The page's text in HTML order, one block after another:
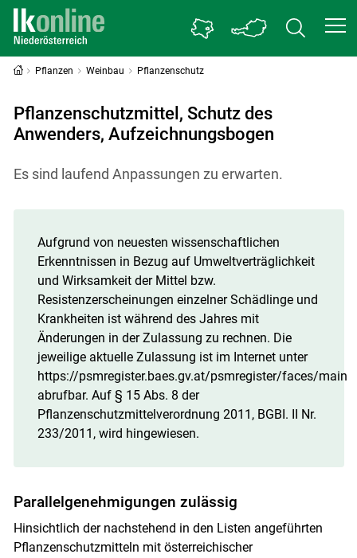
Pflanzen Weinbau Pflanzenschutz
Pflanzenschutzmittel, Schutz des
Anwenders, Aufzeichnungsbogen
Es sind laufend Anpassungen zu erwarten.
Aufgrund von neuesten wissenschaftlichen
Erkenntnissen in Bezug auf Umweltverträglichkeit
und Wirksamkeit der Mittel bzw.
Resistenzerscheinungen einzelner Schädlinge und
Krankheiten ist während des Jahres mit
Änderungen in der Zulassung zu rechnen. Die
jeweilige aktuelle Zulassung ist im Internet unter
https://psmregister.baes.gv.at/psmregister/faces/main
abrufbar. Auf § 15 Abs. 8 der
Pflanzenschutzmittelverordnung 2011, BGBI. II Nr.
233/2011, wird hingewiesen.
Parallelgenehmigungen zulässig
Hinsichtlich der nachstehend in den Listen angeführten
Pflanzenschutzmitteln mit österreichischer